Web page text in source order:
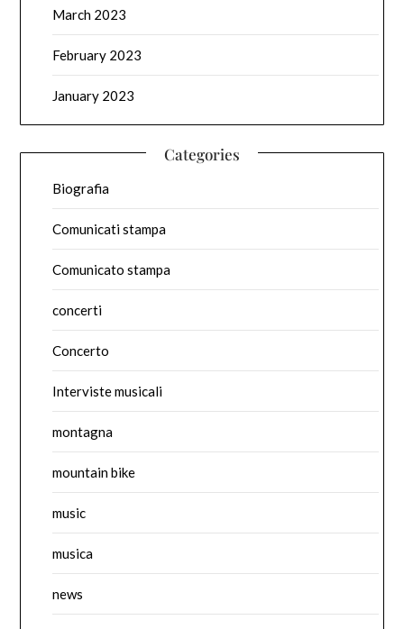
March 2023
February 2023
January 2023
Categories
Biografia
Comunicati stampa
Comunicato stampa
concerti
Concerto
Interviste musicali
montagna
mountain bike
music
musica
news